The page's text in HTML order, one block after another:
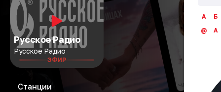
Русское Радио
Русское Радио
ЭФИР
Станции
А
Б
@
A